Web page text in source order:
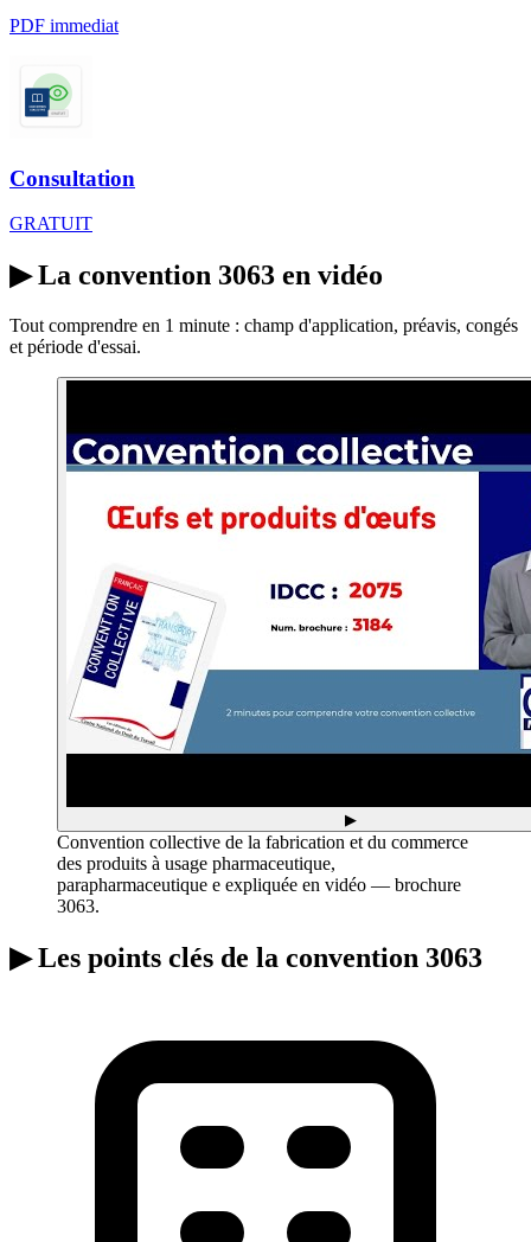
PDF immediat
Consultation
GRATUIT
▶La convention 3063 en vidéo
Tout comprendre en 1 minute : champ d'application, préavis, congés
et période d'essai.
▶
Convention collective de la fabrication et du commerce
des produits à usage pharmaceutique,
parapharmaceutique e expliquée en vidéo — brochure
3063.
▶Les points clés de la convention 3063